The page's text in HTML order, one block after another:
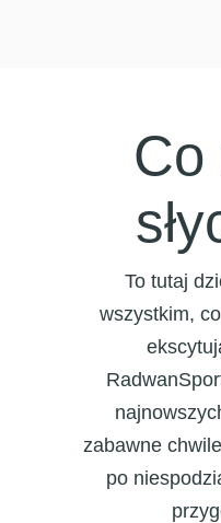
Co
To tutaj
wszystkim,
zabawne
po